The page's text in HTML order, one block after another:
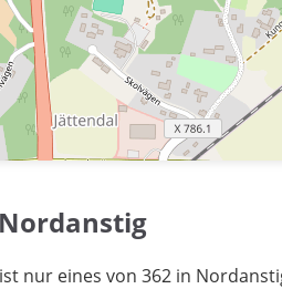
nur eines von 362 in